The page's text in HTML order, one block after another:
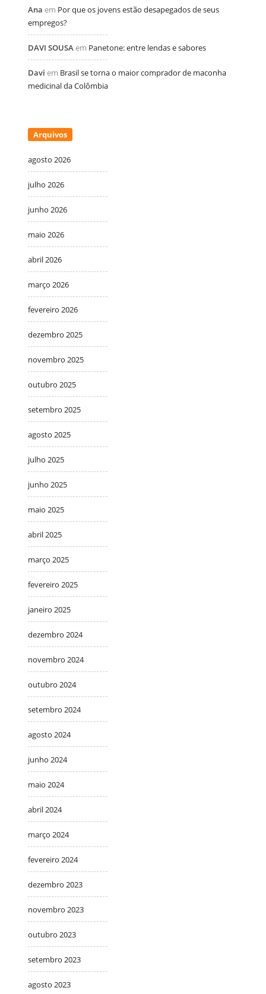
Ana em Por que os jovens estão desapegados de seus
empregos?
DAVI SOUSAem Panetone: entre lendas e sabores
Davi em Brasil se torna o maior comprador de maconha
medicinal da Colômbia
Arquivos
agosto 2026
julho 2026
junho 2026
maio 2026
abril 2026
março 2026
fevereiro 2026
dezembro 2025
novembro 2025
outubro 2025
setembro 2025
agosto 2025
julho 2025
junho 2025
maio 2025
abril 2025
março 2025
fevereiro 2025
janeiro 2025
dezembro 2024
novembro 2024
outubro 2024
setembro 2024
agosto 2024
junho 2024
maio 2024
abril 2024
março 2024
fevereiro 2024
dezembro 2023
novembro 2023
outubro 2023
setembro 2023
agosto 2023